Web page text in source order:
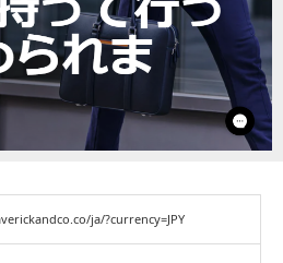
ja/?currency=JPY